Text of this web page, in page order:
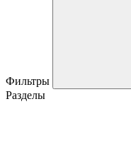
Фильтры
Разделы